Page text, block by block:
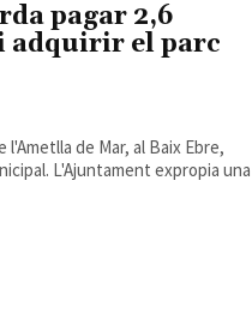
pagar 2,6
adquirir el parc
de Mar, al Baix Ebre,
L'Ajuntament expropia una